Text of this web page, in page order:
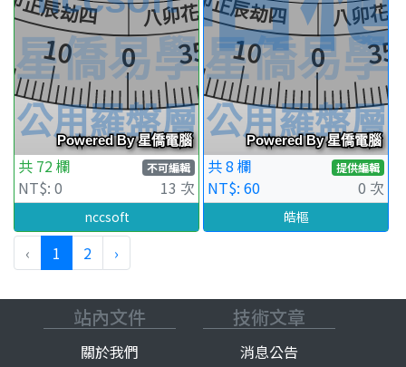
共 72 欄 不可編輯
NT$: 0 13 次
nccsoft
共 8 欄 提供編輯
NT$: 60 0 次
皓樞
‹ 1 2 ›
站內文件
關於我們
技術文章
消息公告